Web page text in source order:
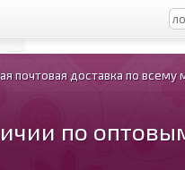
почтовая доставка по всему
по